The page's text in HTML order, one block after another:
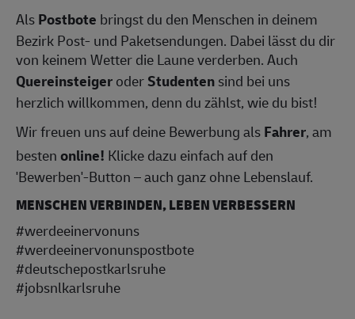
AlsPostbote bringst du den Menschen in deinem
Bezirk Post- und Paketsendungen. Dabei lässt du dir
von keinem Wetter die Laune verderben. Auch
QuereinsteigeroderStudentensind bei uns
herzlich willkommen, denn du zählst, wie du bist!
Wir freuen uns auf deine Bewerbung alsFahrer, am
bestenonline! Klicke dazu einfach auf den
'Bewerben'-Button – auch ganz ohne Lebenslauf.
MENSCHEN VERBINDEN, LEBEN VERBESSERN
#werdeeinervonuns
#werdeeinervonunspostbote
#deutschepostkarlsruhe
#jobsnlkarlsruhe